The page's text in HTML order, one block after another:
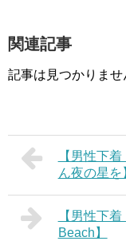
関連記事
記事は見つかりませ
【男性下
ん夜の星を
【男性下
Beach】